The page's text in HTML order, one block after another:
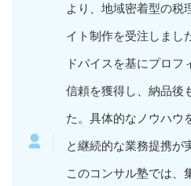
より、地域密着型の税
イト制作を受注しまし
ドバイスを基にプロフ
信頼を獲得し、納品後
た。具体的なノウハウ
と継続的な業務提携が
このコンサル塾では、